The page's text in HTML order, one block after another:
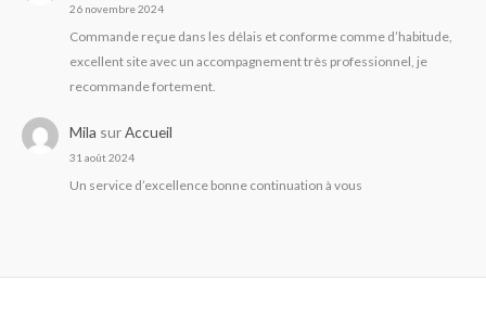
26 novembre 2024
Commande reçue dans les délais et conforme comme d’habitude,
excellent site avec un accompagnement très professionnel, je
recommande fortement.
Mila surAccueil
31 août 2024
Un service d’excellence bonne continuation à vous